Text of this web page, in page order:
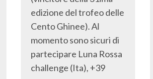
edizione del trofeo delle
Cento Ghinee). Al
momento sono sicuri di
partecipare Luna Rossa
challenge (Ita), +39